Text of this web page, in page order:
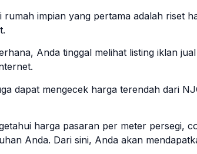
rumah impian yang pertama adalah riset
Anda tinggal melihat listing iklan
dapat mengecek harga terendah dari
harga pasaran per meter persegi,
Anda. Dari sini, Anda akan